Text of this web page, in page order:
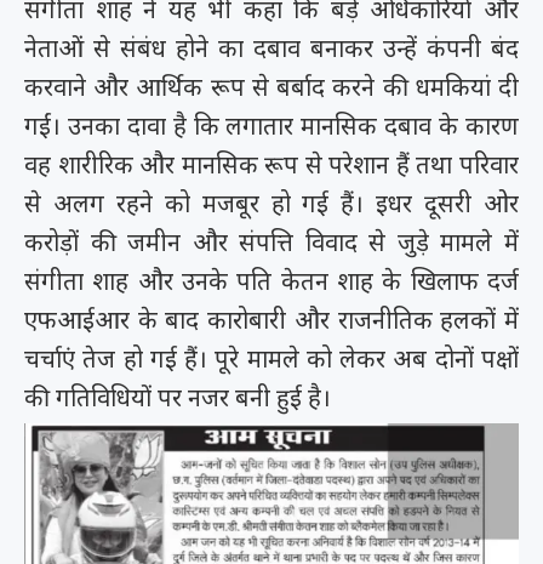
संगीता शाह ने यह भी कहा कि बड़े अधिकारियों और
नेताओं से संबंध होने का दबाव बनाकर उन्हें कंपनी बंद
करवाने और आर्थिक रूप से बर्बाद करने की धमकियां दी
गईं। उनका दावा है कि लगातार मानसिक दबाव के कारण
वह शारीरिक और मानसिक रूप से परेशान हैं तथा परिवार
से अलग रहने को मजबूर हो गई हैं। इधर दूसरी ओर
करोड़ों की जमीन और संपत्ति विवाद से जुड़े मामले में
संगीता शाह और उनके पति केतन शाह के खिलाफ दर्ज
एफआईआर के बाद कारोबारी और राजनीतिक हलकों में
चर्चाएं तेज हो गई हैं। पूरे मामले को लेकर अब दोनों पक्षों
की गतिविधियों पर नजर बनी हुई है।